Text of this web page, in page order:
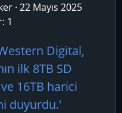
22 Mayıs 2025
1
Digital,
ilk 8TB SD
ve 16TB harici
duyurdu.'